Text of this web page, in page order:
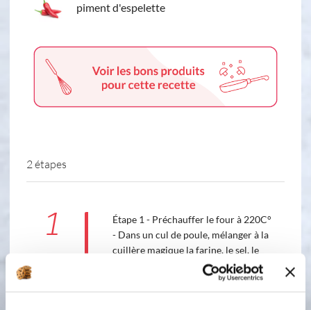
piment d'espelette
2 étapes
1
Étape 1 - Préchauffer le four à 220C°
- Dans un cul de poule, mélanger à la
cuillère magique la farine, le sel, le
poivre, le paprika et la levure. Puis
casser les 2 œufs et le lait. Mélanger à